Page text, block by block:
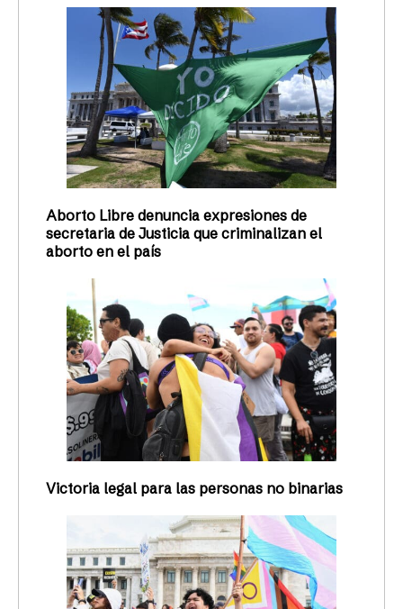
Aborto Libre denuncia expresiones de
secretaria de Justicia que criminalizan el
aborto en el país
Victoria legal para las personas no binarias